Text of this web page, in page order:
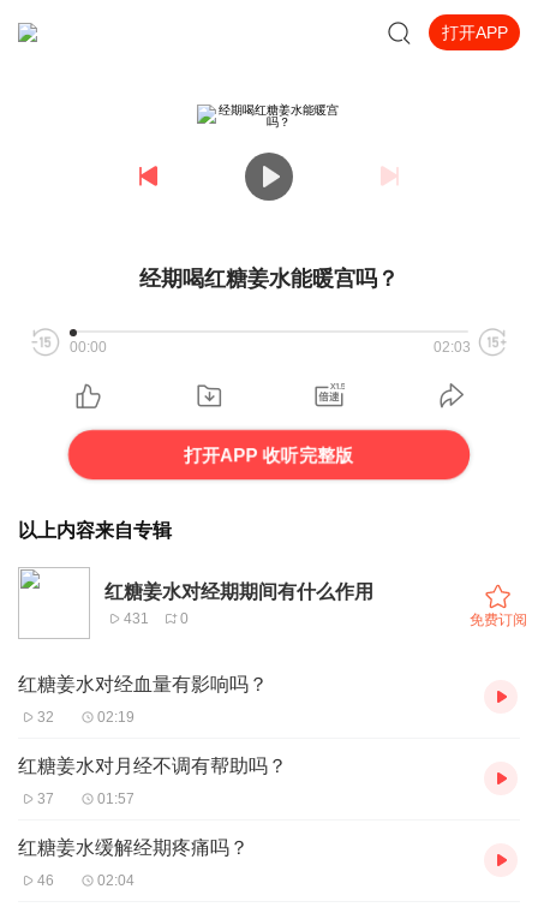
打开APP
经期喝红糖姜水能暖宫吗？
00:00 02:03
打开APP 收听完整版
以上内容来自专辑
红糖姜水对经期期间有什么作用
431 0 免费订阅
红糖姜水对经血量有影响吗？
32 02:19
红糖姜水对月经不调有帮助吗？
37 01:57
红糖姜水缓解经期疼痛吗？
46 02:04